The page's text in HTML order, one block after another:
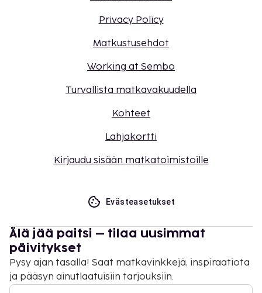
Privacy Policy
Matkustusehdot
Working at Sembo
Turvallista matkavakuudella
Kohteet
Lahjakortti
Kirjaudu sisään matkatoimistoille
Evästeasetukset
Älä jää paitsi – tilaa uusimmat
päivitykset
Pysy ajan tasalla! Saat matkavinkkejä, inspiraatiota
ja pääsyn ainutlaatuisiin tarjouksiin.